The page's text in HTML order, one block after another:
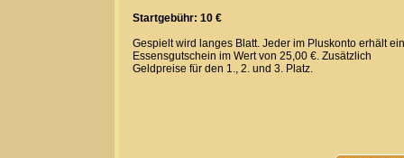
Startgebühr: 10 €
Gespielt wird langes Blatt. Jeder im Pluskonto erhält
Essensgutschein im Wert von 25,00 €. Zusätzlich
Geldpreise für den 1., 2. und 3. Platz.